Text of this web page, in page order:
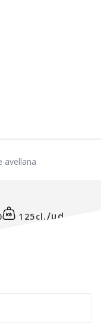
avellana
125cl./ud.